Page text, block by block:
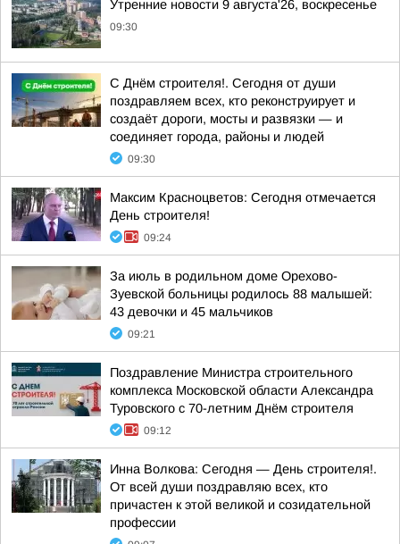
Утренние новости 9 августа'26, воскресенье
09:30
С Днём строителя!. Сегодня от души
поздравляем всех, кто реконструирует и
создаёт дороги, мосты и развязки — и
соединяет города, районы и людей
09:30
Максим Красноцветов: Сегодня отмечается
День строителя!
09:24
За июль в родильном доме Орехово-
Зуевской больницы родилось 88 малышей:
43 девочки и 45 мальчиков
09:21
Поздравление Министра строительного
комплекса Московской области Александра
Туровского с 70-летним Днём строителя
09:12
Инна Волкова: Сегодня — День строителя!.
От всей души поздравляю всех, кто
причастен к этой великой и созидательной
профессии